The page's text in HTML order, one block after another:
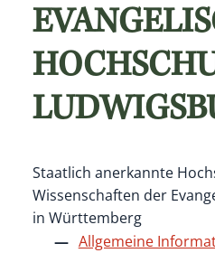
Staatlich anerkannte
Wissenschaften der
in Württemberg
Allgemeine